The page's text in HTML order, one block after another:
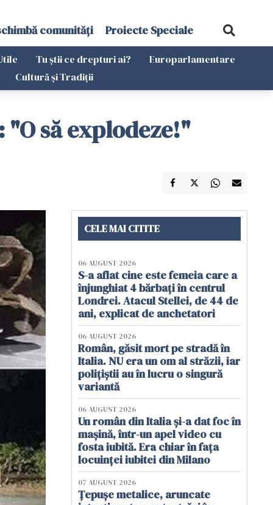
comunități Proiecte Speciale
Tu știi ce drepturi ai?
Europarlamentare
Cultură și Tradiții
să explodeze!"
CELE MAI CITITE
06 AUGUST 2026
S-a aflat cine este femeia care a
înjunghiat 4 bărbați în centrul
Londrei. Atacul Stellei, de 44 de
ani, explicat de anchetatori
06 AUGUST 2026
Român, găsit mort pe stradă în
Italia. NU era un om al străzii, iar
polițiștii au în lucru o singură
variantă
06 AUGUST 2026
Un român din Italia și-a dat foc în
mașină, într-un apel video cu
fosta iubită. Era chiar în fața
locuinței iubitei din Milano
07 AUGUST 2026
Țepușe metalice, aruncate